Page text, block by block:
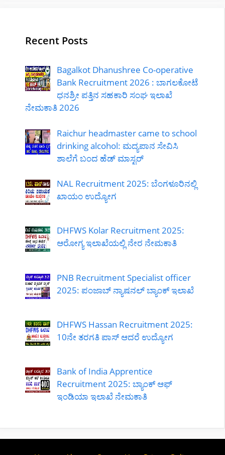
Recent Posts
Bagalkot Dhanushree Co-operative
Bank Recruitment 2026 : ಬಾಗಲಕೋಟೆ
ಧನಶ್ರೀ ಪತ್ತಿನ ಸಹಕಾರಿ ಸಂಘ ಇಲಾಖೆ
ನೇಮಕಾತಿ 2026
Raichur headmaster came to school
drinking alcohol: ಮದ್ಯಪಾನ ಸೇವಿಸಿ
ಶಾಲೆಗೆ ಬಂದ ಹೆಡ್ ಮಾಸ್ಟರ್
NAL Recruitment 2025: ಬೆಂಗಳೂರಿನಲ್ಲಿ
ಖಾಯಂ ಉದ್ಯೋಗ
DHFWS Kolar Recruitment 2025:
ಆರೋಗ್ಯ ಇಲಾಖೆಯಲ್ಲಿ ನೇರ ನೇಮಕಾತಿ
PNB Recruitment Specialist officer
2025: ಪಂಜಾಬ್ ನ್ಯಾಷನಲ್ ಬ್ಯಾಂಕ್ ಇಲಾಖೆ
DHFWS Hassan Recruitment 2025:
10ನೇ ತರಗತಿ ಪಾಸ್ ಆದರೆ ಉದ್ಯೋಗ
Bank of India Apprentice
Recruitment 2025: ಬ್ಯಾಂಕ್ ಆಫ್
ಇಂಡಿಯಾ ಇಲಾಖೆ ನೇಮಕಾತಿ